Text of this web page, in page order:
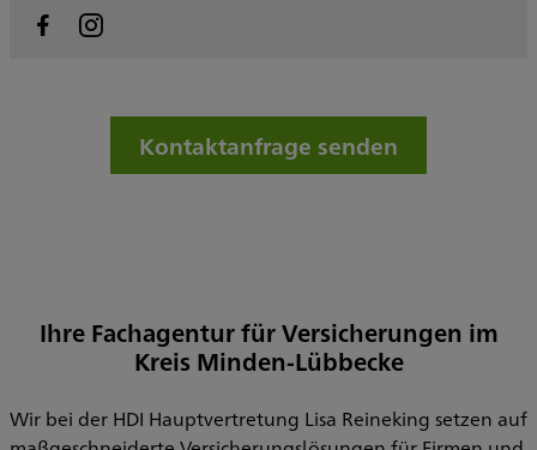
Donnerstag
Freitag
Kontaktanfrage senden
Ihre Fachagentur für Versicherungen im
Kreis Minden-Lübbecke
Wir bei der HDI Hauptvertretung Lisa Reineking setzen auf